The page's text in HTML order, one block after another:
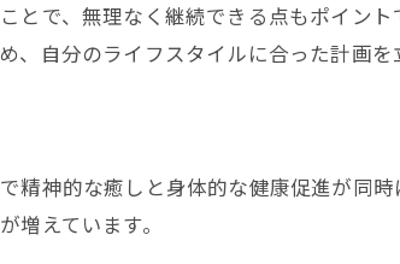
がもたらす全身運動と健康効果
動かしながら健康を守る造園の魅力
とで、無理なく継続できる点もポイン
自分のライフスタイルに合った計画を
精神的な癒しと身体的な健康促進が同
えています。